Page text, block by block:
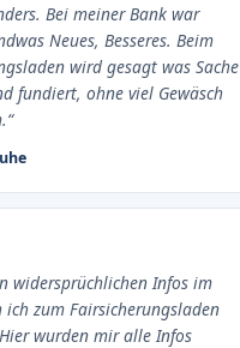
Bei meiner Bank war
Neues, Besseres. Beim
wird gesagt was Sache
fundiert, ohne viel Gewäsch
widersprüchlichen Infos im
zum Fairsicherungsladen
wurden mir alle Infos